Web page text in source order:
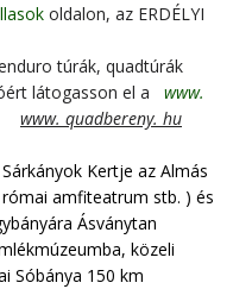
oldalon, az ERDÉLYI
túrák, quadtúrák
látogasson el a
www.
www. quadbereny. hu
Kertje az Almás
amfiteatrum stb. ) és
Ásványtan
közeli
Sóbánya 150 km